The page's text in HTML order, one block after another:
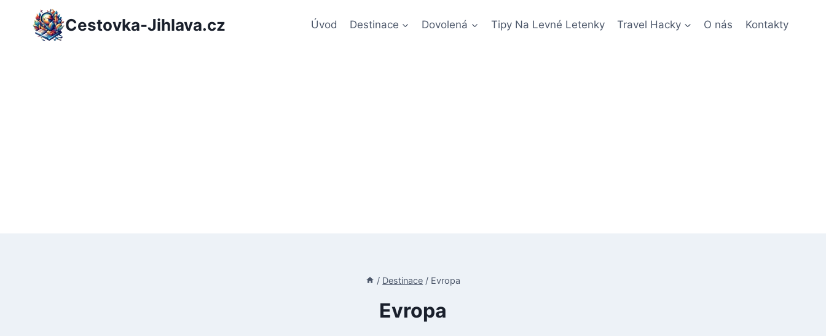
Přeskočit
Cestovka-Jihlava.cz Úvod Destinace Dovolená Tipy Na Levné Letenky Travel Hacky O nás Kontakty
/ Destinace / Evropa
Evropa